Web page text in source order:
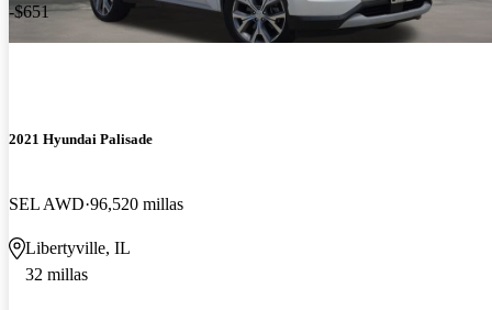
-$651
2021 Hyundai Palisade
SEL AWD 96,520 millas
Libertyville, IL
32 millas